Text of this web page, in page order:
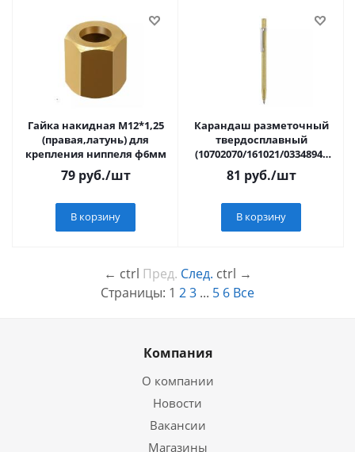
Гайка накидная М12*1,25
(правая,латунь) для
крепления ниппеля ф6мм
79руб./шт
В корзину
Карандаш разметочный
твердосплавный
(10702070/161021/0334894 ,
КИТАЙ)
81 руб./шт
В корзину
← ctrl Пред. След. ctrl →
Страницы: 1 23 ... 5 6 Все
Компания
О компании
Новости
Вакансии
Магазины